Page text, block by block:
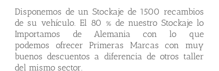
Disponemos de un Stockaje de 1500 recambios
de su vehículo. El 80 % de nuestro Stockaje lo
Importamos de Alemania con lo que
podemos ofrecer Primeras Marcas con muy
buenos descuentos a diferencia de otros taller
del mismo sector.